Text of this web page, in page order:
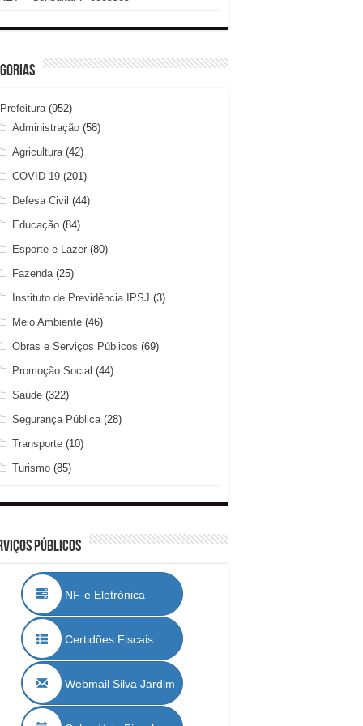
Prefeitura(952)
Administração(58)
Agricultura(42)
COVID-19(201)
Defesa Civil (44)
Educação(84)
Esporte e Lazer(80)
Fazenda(25)
Instituto de Previdência IPSJ (3)
Meio Ambiente(46)
Obras e Serviços Públicos (69)
Promoção Social (44)
Saúde(322)
Segurança Pública(28)
Transporte(10)
Turismo(85)
Públicos
NF-e Eletrónica
Certidões Fiscais
Webmail Silva Jardim